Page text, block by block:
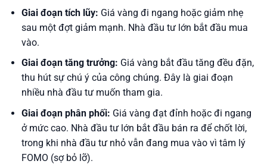
Giai đoạn tích lũy: Giá vàng đi ngang hoặc giảm nhẹ
sau một đợt giảm mạnh. Nhà đầu tư lớn bắt đầu mua
vào.
Giai đoạn tăng trưởng: Giá vàng bắt đầu tăng đều đặn,
thu hút sự chú ý của công chúng. Đây là giai đoạn
nhiều nhà đầu tư muốn tham gia.
Giai đoạn phân phối: Giá vàng đạt đỉnh hoặc đi ngang
ở mức cao. Nhà đầu tư lớn bắt đầu bán ra để chốt lời,
trong khi nhà đầu tư nhỏ vẫn đang mua vào vì tâm lý
FOMO (sợ bỏ lỡ).